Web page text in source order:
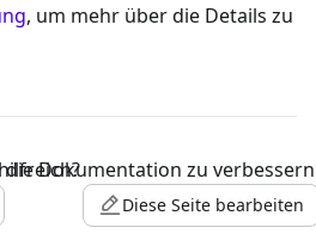
, um mehr über die Details zu
die Dokumentation zu
Diese Seite bearbeiten